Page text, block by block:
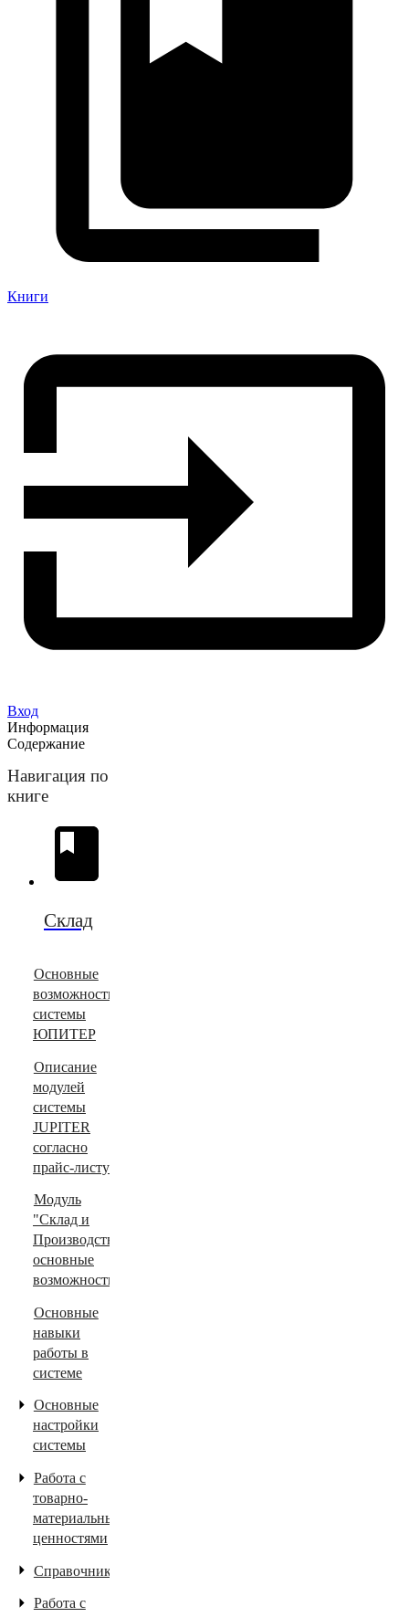
Книги
Вход
Информация
Содержание
Навигация по
книге
Склад
Основные
возможности
системы
ЮПИТЕР
Описание
модулей
системы
JUPITER
согласно
прайс-листу
Модуль
"Склад и
Производство"
основные
возможности.
Основные
навыки
работы в
системе
Основные
настройки
системы
Работа с
товарно-
материальными
ценностями
Справочники
Работа с